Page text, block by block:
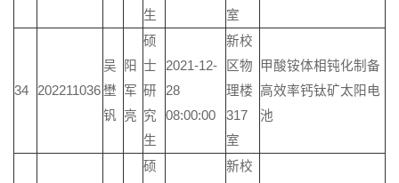
生
室
34 202211036
吴
壄
钒
阳
军
亮
硕
士
研
究
生
2021-12-
28
08:00:00
新校
区物
理楼
317
室
甲酸铵体相钝化制备
高效率钙钛矿太阳电
池
硕
新校